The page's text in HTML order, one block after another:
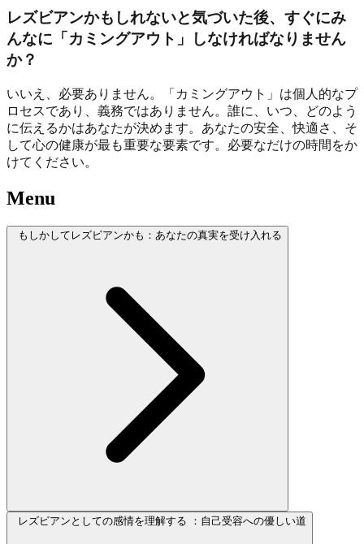
レズビアンかもしれないと気づいた後、すぐにみ
んなに「カミングアウト」しなければなりません
か？
いいえ、必要ありません。「カミングアウト」は個人的なプ
ロセスであり、義務ではありません。誰に、いつ、どのよう
に伝えるかはあなたが決めます。あなたの安全、快適さ、そ
して心の健康が最も重要な要素です。必要なだけの時間をか
けてください。
Menu
もしかしてレズビアンかも：あなたの真実を受け入れる
レズビアンとしての感情を理解する ：自己受容への優しい道